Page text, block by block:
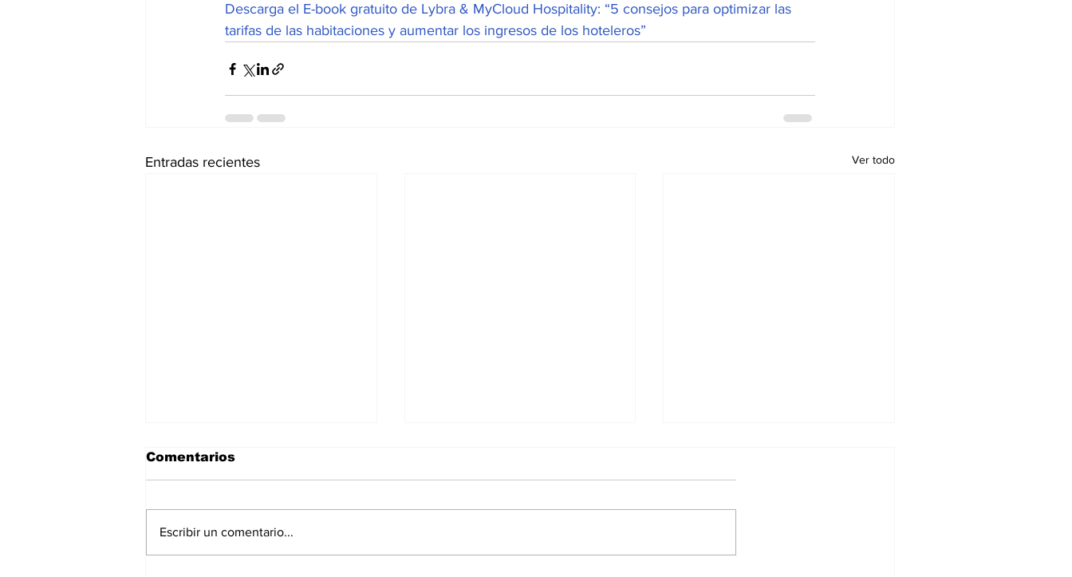
Descarga el E-book gratuito de Lybra & MyCloud Hospitality: “5 consejos para optimizar las
tarifas de las habitaciones y aumentar los ingresos de los hoteleros”
Entradas recientes Ver todo
Comentarios
Escribir un comentario...